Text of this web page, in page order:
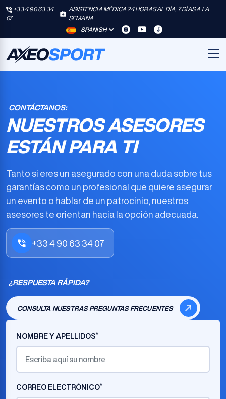
+33 4 90 63 34
07
ASISTENCIA MÉDICA 24 HORAS AL DÍA, 7 DÍAS A LA
SEMANA
SPANISH
CONTÁCTANOS:
NUESTROS ASESORES
ESTÁN PARA TI
Tanto si eres un asegurado con una duda sobre tus
garantías como un profesional que quiere asegurar
un evento o hablar de un patrocinio, nuestros
asesores te orientan hacia la opción adecuada.
+33 4 90 63 34 07
¿RESPUESTA RÁPIDA?
CONSULTA NUESTRAS PREGUNTAS FRECUENTES
NOMBRE Y APELLIDOS*
CORREO ELECTRÓNICO*